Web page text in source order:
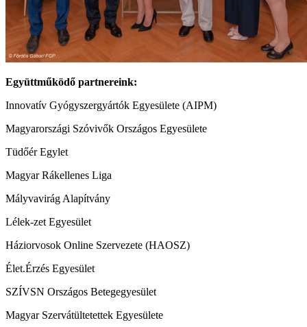
Együttműködő partnereink:
Innovatív Gyógyszergyártók Egyesülete (AIPM)
Magyarországi Szóvivők Országos Egyesülete
Tüdőér Egylet
Magyar Rákellenes Liga
Mályvavirág Alapítvány
Lélek-zet Egyesület
Háziorvosok Online Szervezete (HAOSZ)
Élet.Érzés Egyesület
SZÍVSN Országos Betegegyesület
Magyar Szervátültetettek Egyesülete